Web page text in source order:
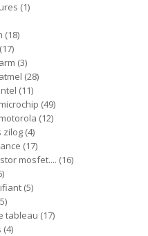
1
18
17
3
28
11
49
12
zilog 4
17
mosfet.... 16
5
tableau 17
4